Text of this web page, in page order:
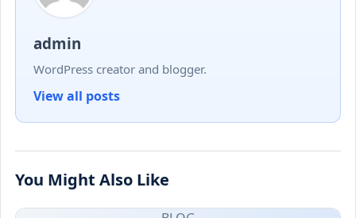
admin
WordPress creator and blogger.
View all posts
You Might Also Like